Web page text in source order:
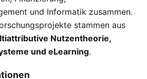
und Informatik zusammen.
stammen aus
Nutzentheorie,
und eLearning.